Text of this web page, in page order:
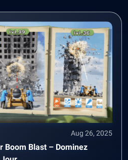
Aug 26, 2025
Boom Blast – Dominez